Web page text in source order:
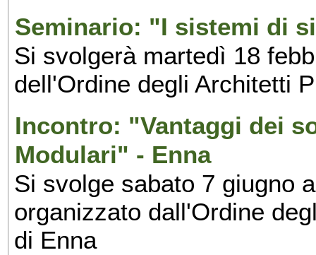
Seminario: "I sistemi di
Si svolgerà martedì 18
dell'Ordine degli Architetti
Incontro: "Vantaggi dei
Modulari" - Enna
Si svolge sabato 7 giugno
organizzato dall'Ordine
di Enna